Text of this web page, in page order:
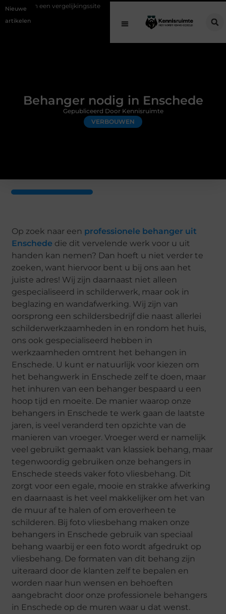
Nieuwe
artikelen
Schenking aan een goed doel: waarom geven
Behanger nodig in Enschede
VERBOUWEN
Gepubliceerd Door Kennisruimte
Op zoek naar een professionele behanger uit
Enschede die dit vervelende werk voor u uit
handen kan nemen? Dan hoeft u niet verder te
zoeken, want hiervoor bent u bij ons aan het
juiste adres! Wij zijn daarnaast niet alleen
gespecialiseerd in schilderwerk, maar ook in
beglazing en wandafwerking. Wij zijn van
oorsprong een schildersbedrijf die naast allerlei
schilderwerkzaamheden in en rondom het huis,
ons ook gespecialiseerd hebben in
werkzaamheden omtrent het behangen in
Enschede. U kunt er natuurlijk voor kiezen om
het behangwerk in Enschede zelf te doen, maar
het inhuren van een behanger bespaard u een
hoop tijd en moeite. De manier waarop onze
behangers in Enschede te werk gaan de laatste
jaren, is veel veranderd ten opzichte van de
manieren van vroeger. Vroeger werd er namelijk
veel gebruikt gemaakt van klassiek behang, maar
tegenwoordig gebruiken onze behangers in
Enschede steeds vaker foto vliesbehang. Dit
zorgt voor een egale, mooie en strakke afwerking
en daarnaast is het veel makkelijker om het van
de muur af te halen of om eroverheen te
schilderen. Bij foto vliesbehang maken onze
behangers in Enschede gebruik van speciaal
behang waarbij er een foto wordt afgedrukt op
vliesbehang. De formaten van dit behang zijn
uiteraard door de klanten zelf te bepalen en
worden naar hun wensen en behoeften
aangebracht door onze professionele behangers
in Enschede op de muren waar u dat wenst.